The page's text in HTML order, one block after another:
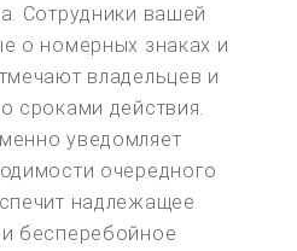
Сотрудники вашей
о номерных знаках и
владельцев и
сроками действия.
уведомляет
очередного
надлежащее
бесперебойное